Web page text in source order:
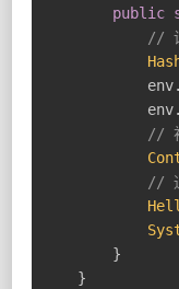
public
//
        env
.
        env
.
//
//
}
}